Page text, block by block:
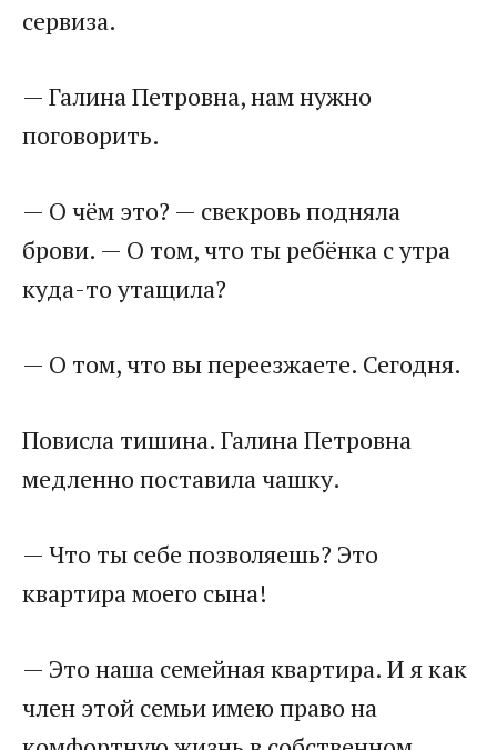
сервиза.
— Галина Петровна, нам нужно
поговорить.
— О чём это? — свекровь подняла
брови. — О том, что ты ребёнка с утра
куда-то утащила?
— О том, что вы переезжаете. Сегодня.
Повисла тишина. Галина Петровна
медленно поставила чашку.
— Что ты себе позволяешь? Это
квартира моего сына!
— Это наша семейная квартира. И я как
член этой семьи имею право на